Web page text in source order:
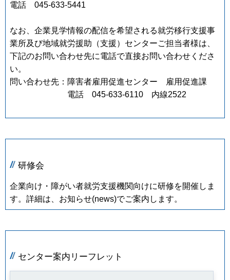
電話 045-633-5441
なお、企業見学情報の配信を希望される就労移行支援事
業所及び地域就労援助（支援）センターご担当者様は、
下記のお問い合わせ先に電話で直接お問い合わせくださ
い。
問い合わせ先：障害者雇用促進センター 雇用促進課
電話 045-633-6110 内線2522
研修会
企業向け・障がい者就労支援機関向けに研修を開催しま
す。詳細は、お知らせ(news)でご案内します。
センター案内リーフレット